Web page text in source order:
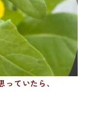
ていたら、